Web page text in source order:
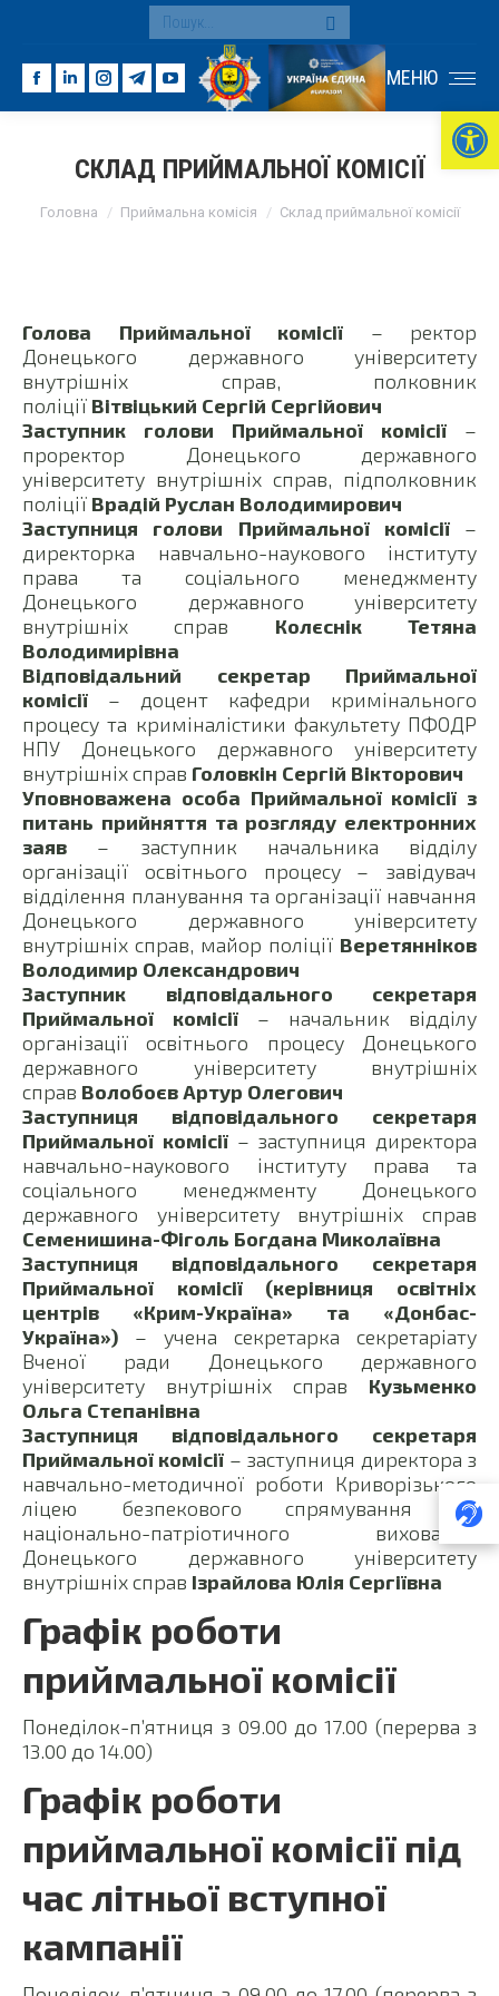
Search:
МЕНЮ
Facebook
page
new
Linkedin
page
in
new
Instagram
page
in
new
Telegram
page
in
new
YouTube
page
opens
in
new
СКЛАД ПРИЙМАЛЬНОЇ КОМІСІЇ
Головна Приймальна комісія Склад приймальної комісії
Голова Приймальної комісії – ректор
Донецького державного університету
внутрішніх справ, полковник
поліції Вітвіцький Сергій Сергійович
Заступник голови Приймальної комісії –
проректор Донецького державного
університету внутрішніх справ, підполковник
поліції Врадій Руслан Володимирович
Заступниця голови Приймальної комісії–
директорка навчально-наукового інституту
права та соціального менеджменту
Донецького державного університету
внутрішніх справ Колєснік Тетяна
Володимирівна
Відповідальний секретар Приймальної
комісії – доцент кафедри кримінального
процесу та криміналістики факультету ПФОДР
НПУ Донецького державного університету
внутрішніх справ Головкін Сергій Вікторович
Уповноважена особа Приймальної комісії з
питань прийняття та розгляду електронних
заяв – заступник начальника відділу
організації освітнього процесу – завідувач
відділення планування та організації навчання
Донецького державного університету
внутрішніх справ, майор поліції Веретянніков
Володимир Олександрович
Заступник відповідального секретаря
Приймальної комісії – начальник відділу
організації освітнього процесу Донецького
державного університету внутрішніх
справ Волобоєв Артур Олегович
Заступниця відповідального секретаря
Приймальної комісії– заступниця директора
навчально-наукового інституту права та
соціального менеджменту Донецького
державного університету внутрішніх справ
Семенишина-Фіголь Богдана Миколаївна
Заступниця відповідального секретаря
Приймальної комісії (керівниця освітніх
центрів «Крим-Україна» та «Донбас-
Україна») – учена секретарка секретаріату
Вченої ради Донецького державного
університету внутрішніх справ Кузьменко
Ольга Степанівна
Заступниця відповідального секретаря
Приймальної комісії – заступниця директора з
навчально-методичної роботи Криворізького
ліцею безпекового спрямування та
національно-патріотичного виховання
Донецького державного університету
внутрішніх справ Ізрайлова Юлія Сергіївна
Графік роботи
приймальної комісії
Понеділок-п’ятниця з 09.00 до 17.00 (перерва з
13.00 до 14.00)
Графік роботи
приймальної комісії під
час літньої вступної
кампанії